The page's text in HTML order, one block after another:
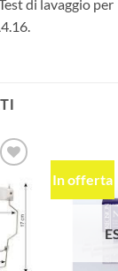
di lavaggio per
lista
In offerta